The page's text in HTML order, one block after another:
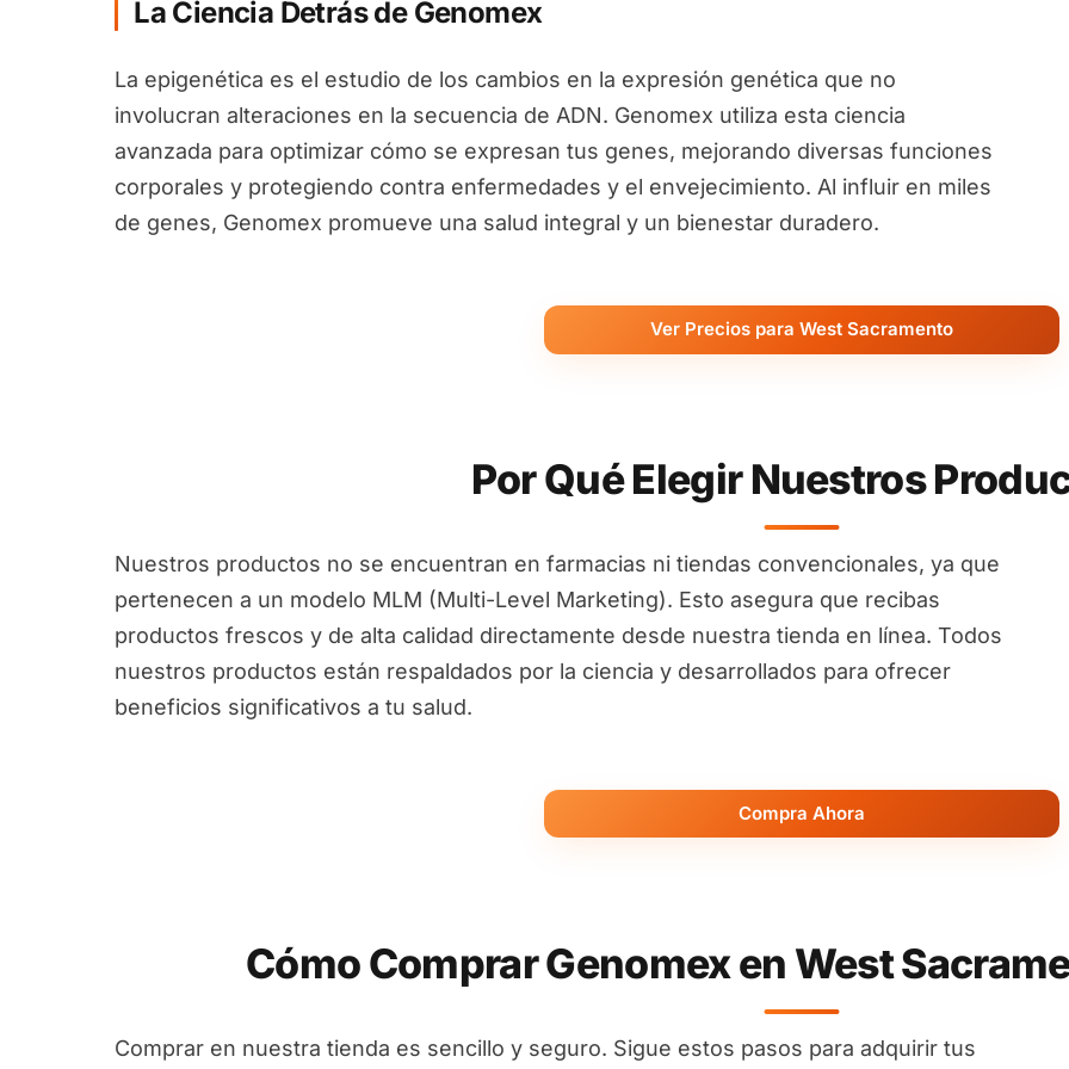
La Ciencia Detrás de Genomex
La epigenética es el estudio de los cambios en la expresión genética que no
involucran alteraciones en la secuencia de ADN. Genomex utiliza esta ciencia
avanzada para optimizar cómo se expresan tus genes, mejorando diversas funciones
corporales y protegiendo contra enfermedades y el envejecimiento. Al influir en miles
de genes, Genomex promueve una salud integral y un bienestar duradero.
Ver Precios para West Sacramento
Por Qué Elegir Nuestros
Nuestros productos no se encuentran en farmacias ni tiendas convencionales, ya que
pertenecen a un modelo MLM (Multi-Level Marketing). Esto asegura que recibas
productos frescos y de alta calidad directamente desde nuestra tienda en línea. Todos
nuestros productos están respaldados por la ciencia y desarrollados para ofrecer
beneficios significativos a tu salud.
Compra Ahora
Cómo Comprar Genomex en West
Comprar en nuestra tienda es sencillo y seguro. Sigue estos pasos para adquirir tus